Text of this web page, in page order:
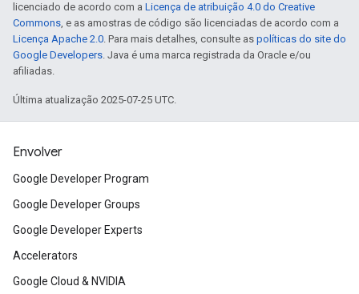
licenciado de acordo com a Licença de atribuição 4.0 do Creative
Commons, e as amostras de código são licenciadas de acordo com a
Licença Apache 2.0. Para mais detalhes, consulte as políticas do site do
Google Developers. Java é uma marca registrada da Oracle e/ou
afiliadas.
Última atualização 2025-07-25 UTC.
Envolver
Google Developer Program
Google Developer Groups
Google Developer Experts
Accelerators
Google Cloud & NVIDIA